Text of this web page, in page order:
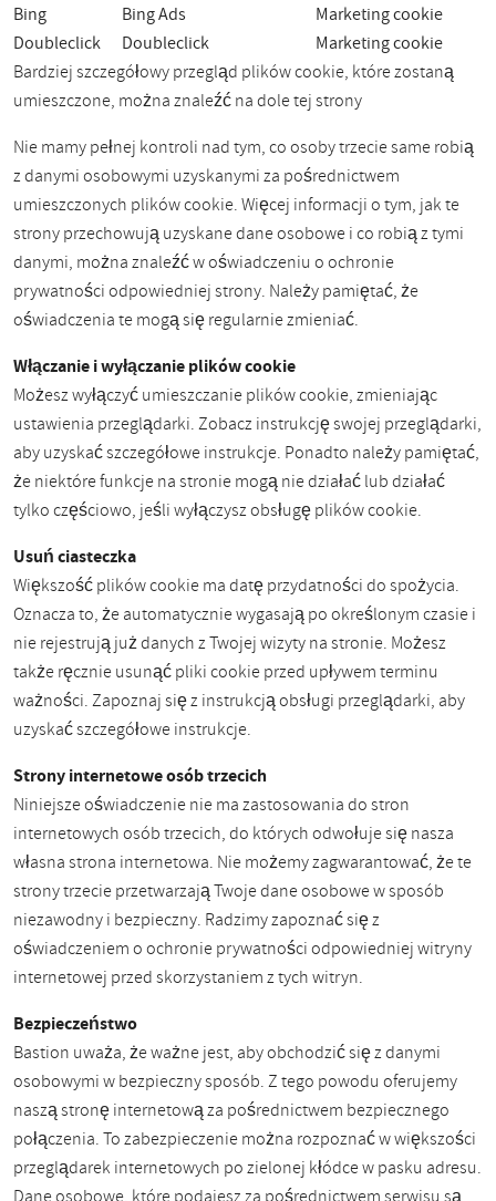
Bing
Bing Ads
Marketing cookie
Doubleclick
Doubleclick
Marketing cookie
Bardziej szczegółowy przegląd plików cookie, które zostaną
umieszczone, można znaleźć na dole tej strony
Nie mamy pełnej kontroli nad tym, co osoby trzecie same robią
z danymi osobowymi uzyskanymi za pośrednictwem
umieszczonych plików cookie. Więcej informacji o tym, jak te
strony przechowują uzyskane dane osobowe i co robią z tymi
danymi, można znaleźć w oświadczeniu o ochronie
prywatności odpowiedniej strony. Należy pamiętać, że
oświadczenia te mogą się regularnie zmieniać.
Włączanie i wyłączanie plików cookie
Możesz wyłączyć umieszczanie plików cookie, zmieniając
ustawienia przeglądarki. Zobacz instrukcję swojej przeglądarki,
aby uzyskać szczegółowe instrukcje. Ponadto należy pamiętać,
że niektóre funkcje na stronie mogą nie działać lub działać
tylko częściowo, jeśli wyłączysz obsługę plików cookie.
Usuń ciasteczka
Większość plików cookie ma datę przydatności do spożycia.
Oznacza to, że automatycznie wygasają po określonym czasie i
nie rejestrują już danych z Twojej wizyty na stronie. Możesz
także ręcznie usunąć pliki cookie przed upływem terminu
ważności. Zapoznaj się z instrukcją obsługi przeglądarki, aby
uzyskać szczegółowe instrukcje.
Strony internetowe osób trzecich
Niniejsze oświadczenie nie ma zastosowania do stron
internetowych osób trzecich, do których odwołuje się nasza
własna strona internetowa. Nie możemy zagwarantować, że te
strony trzecie przetwarzają Twoje dane osobowe w sposób
niezawodny i bezpieczny. Radzimy zapoznać się z
oświadczeniem o ochronie prywatności odpowiedniej witryny
internetowej przed skorzystaniem z tych witryn.
Bezpieczeństwo
Bastion uważa, że ​​ważne jest, aby obchodzić się z danymi
osobowymi w bezpieczny sposób. Z tego powodu oferujemy
naszą stronę internetową za pośrednictwem bezpiecznego
połączenia. To zabezpieczenie można rozpoznać w większości
przeglądarek internetowych po zielonej kłódce w pasku adresu.